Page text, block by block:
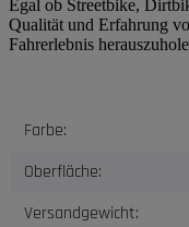
Egal ob Streetbike,
Qualität und Erfahrung
Fahrerlebnis
Produkteigenschaft
Wert
Farbe:
Oberfläche:
Versandgewicht: